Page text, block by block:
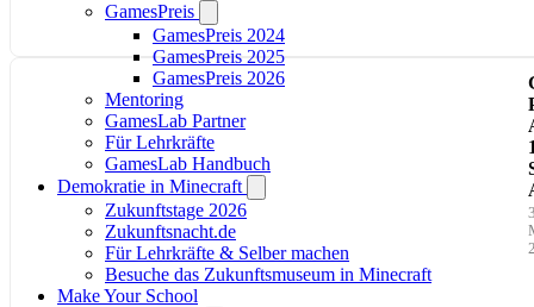
GamesPreis
GamesPreis 2024
GamesPreis 2025
GamesPreis 2026
Mentoring
GamesLab Partner
Für Lehrkräfte
GamesLab Handbuch
Demokratie in Minecraft
Zukunftstage 2026
Zukunftsnacht.de
Für Lehrkräfte & Selber machen
Besuche das Zukunftsmuseum in Minecraft
Make Your School